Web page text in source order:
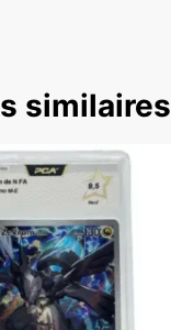
similaires